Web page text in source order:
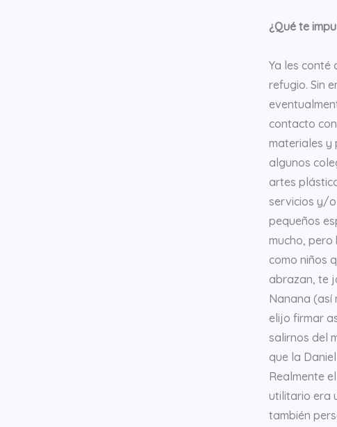
¿Qué te
Ya les conté
refugio. Sin
contacto
materiales y
algunos
artes
servicios y/
pequeños
mucho,
como niños
abrazan, te
Nanana (así
elijo firmar
salirnos del
que la
Realmente
utilitario era
también